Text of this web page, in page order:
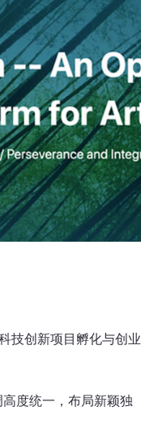
技创新项目孵化与创业
度统一，布局新颖独